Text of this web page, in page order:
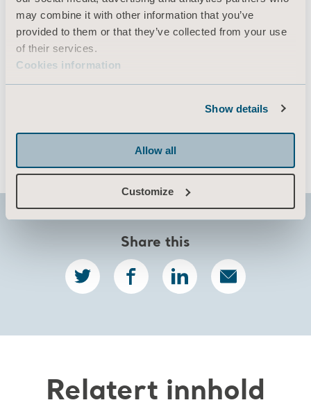
may combine it with other information that you’ve
provided to them or that they’ve collected from your use
of their services.
Cookies information
Show details
Allow all
Customize
Richardson et al. Perspectives on preventing musculoskeletal
injuries in nurses: A qualitative study. Nursing Open. 2019.
6;915-929​
Practice: Implications for Rehabilitation. The American
Journal of Occupational Therapy. 2013​
solutions-to-support-single-handed-care/​
2022 Experimental Statistics
Share this
Relatert innhold